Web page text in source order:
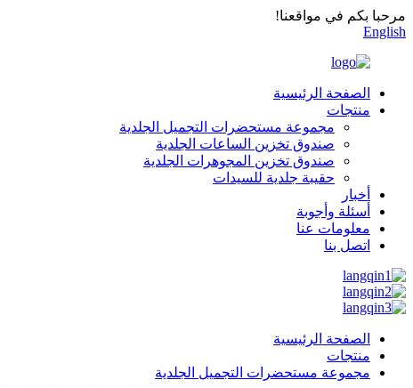
مرحبا بكم في مواقعنا!
English
الصفحة الرئيسية
منتجات
مجموعة مستحضرات التجميل الجلدية
صندوق تخزين الساعات الجلدية
صندوق تخزين المجوهرات الجلدية
حقيبة جلدية للسيدات
أخبار
أسئلة وأجوبة
معلومات عنا
اتصل بنا
الصفحة الرئيسية
منتجات
مجموعة مستحضرات التجميل الجلدية